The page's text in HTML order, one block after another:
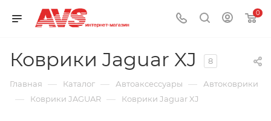
0
Коврики Jaguar XJ 8
Главная — Каталог — Автоаксессуары — Автоковрики
— Коврики JAGUAR — Коврики Jaguar XJ